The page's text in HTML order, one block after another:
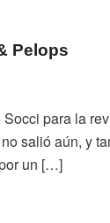
Pelops
para la
salió aún, y
un […]